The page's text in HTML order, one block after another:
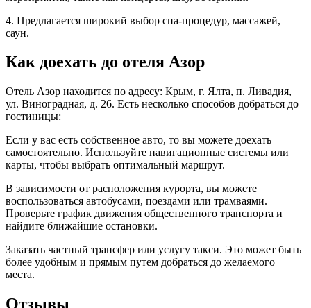
4. Предлагается широкий выбор спа-процедур, массажей,
саун.
Как доехать до отеля Азор
Отель Азор находится по адресу: Крым, г. Ялта, п. Ливадия,
ул. Виноградная, д. 26. Есть несколько способов добраться до
гостиницы:
Если у вас есть собственное авто, то вы можете доехать
самостоятельно. Используйте навигационные системы или
карты, чтобы выбрать оптимальный маршрут.
В зависимости от расположения курорта, вы можете
воспользоваться автобусами, поездами или трамваями.
Проверьте график движения общественного транспорта и
найдите ближайшие остановки.
Заказать частный трансфер или услугу такси. Это может быть
более удобным и прямым путем добраться до желаемого
места.
Отзывы